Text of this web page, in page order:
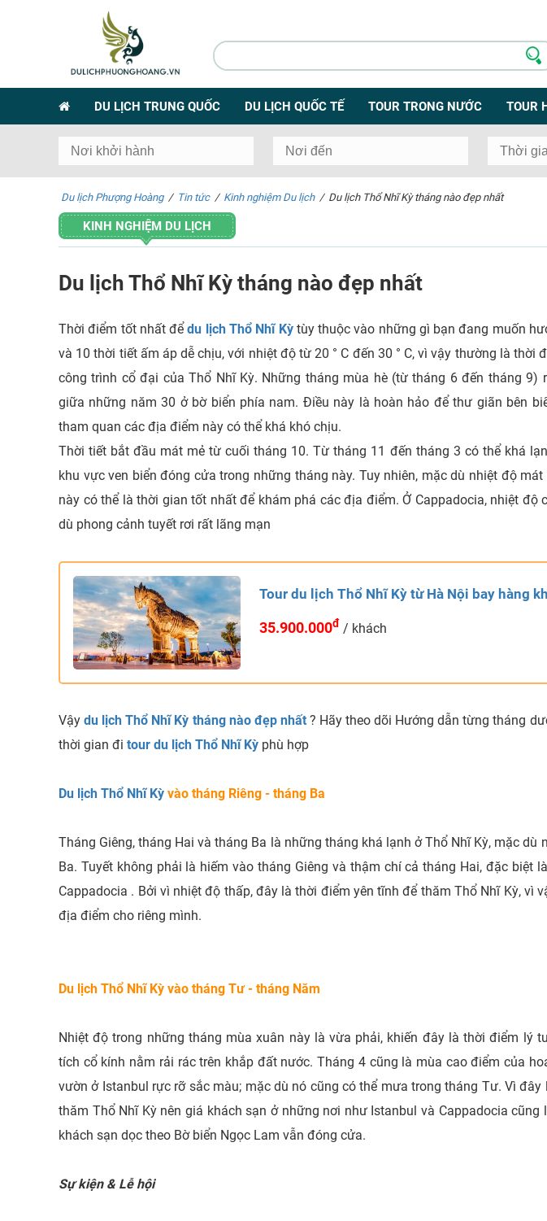
DU LỊCH TRUNG QUỐC DU LỊCH QUỐC TẾ TOUR TRONG NƯỚC TOUR
Du lịch Phượng Hoàng / Tin tức / Kinh nghiệm Du lịch / Du lịch Thổ Nhĩ Kỳ tháng nào đẹp nhất
KINH NGHIỆM DU LỊCH
Du lịch Thổ Nhĩ Kỳ tháng nào đẹp nhất
Thời điểm tốt nhất đểdu lịch Thổ Nhĩ Kỳtùy thuộc vào những gì bạn đang muốn
và 10 thời tiết ấm áp dễ chịu, với nhiệt độ từ 20 ° C đến 30 ° C, vì vậy thường là thời
công trình cổ đại của Thổ Nhĩ Kỳ. Những tháng mùa hè (từ tháng 6 đến tháng 9)
giữa những năm 30 ở bờ biển phía nam. Điều này là hoàn hảo để thư giãn bên
tham quan các địa điểm này có thể khá khó chịu.
Thời tiết bắt đầu mát mẻ từ cuối tháng 10. Từ tháng 11 đến tháng 3 có thể khá
khu vực ven biển đóng cửa trong những tháng này. Tuy nhiên, mặc dù nhiệt độ
này có thể là thời gian tốt nhất để khám phá các địa điểm. Ở Cappadocia, nhiệt độ
dù phong cảnh tuyết rơi rất lãng mạn
Tour du lịch Thổ Nhĩ Kỳ từ Hà Nội bay hàng
35.900.000đ / khách
Vậydu lịch Thổ Nhĩ Kỳ tháng nào đẹp nhất ? Hãy theo dõi Hướng dẫn từng tháng
thời gian đi tour du lịch Thổ Nhĩ Kỳ phù hợp
Du lịch Thổ Nhĩ Kỳ vào tháng Riêng - tháng Ba
Tháng Giêng, tháng Hai và tháng Ba là những tháng khá lạnh ở Thổ Nhĩ Kỳ, mặc dù
Ba. Tuyết không phải là hiếm vào tháng Giêng và thậm chí cả tháng Hai, đặc biệt
Cappadocia . Bởi vì nhiệt độ thấp, đây là thời điểm yên tĩnh để thăm Thổ Nhĩ Kỳ, vì
địa điểm cho riêng mình.
Du lịch Thổ Nhĩ Kỳ vào tháng Tư - tháng Năm
Nhiệt độ trong những tháng mùa xuân này là vừa phải, khiến đây là thời điểm lý
tích cổ kính nằm rải rác trên khắp đất nước. Tháng 4 cũng là mùa cao điểm của
vườn ở Istanbul rực rỡ sắc màu; mặc dù nó cũng có thể mưa trong tháng Tư. Vì
thăm Thổ Nhĩ Kỳ nên giá khách sạn ở những nơi như Istanbul và Cappadocia cũng
khách sạn dọc theo Bờ biển Ngọc Lam vẫn đóng cửa.
Sự kiện & Lễ hội